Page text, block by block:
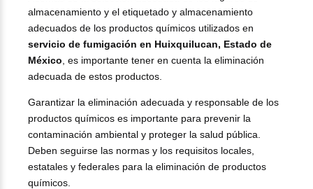
almacenamiento y el etiquetado y almacenamiento
adecuados de los productos químicos utilizados en
servicio de fumigación en Huixquilucan, Estado de
México , es importante tener en cuenta la eliminación
adecuada de estos productos.
Garantizar la eliminación adecuada y responsable de los
productos químicos es importante para prevenir la
contaminación ambiental y proteger la salud pública.
Deben seguirse las normas y los requisitos locales,
estatales y federales para la eliminación de productos
químicos.